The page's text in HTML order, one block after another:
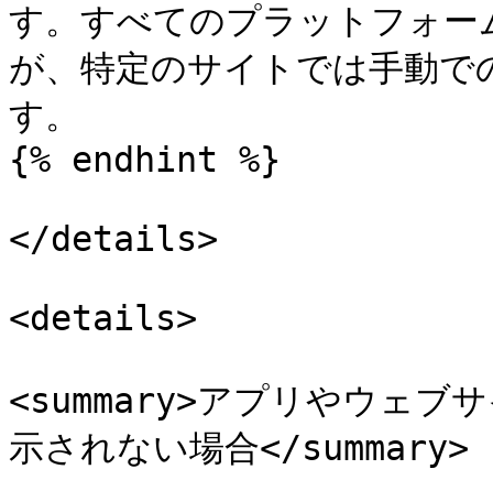
す。すべてのプラットフォ
が、特定のサイトでは手動
す。
{% endhint %}
</details>
<details>
<summary>アプリやウェブ
示されない場合</summary>